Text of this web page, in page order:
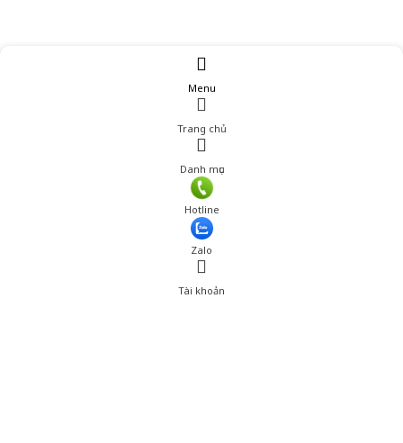
Menu
Trang chủ
Danh mục
Hotline
Zalo
Tài khoản